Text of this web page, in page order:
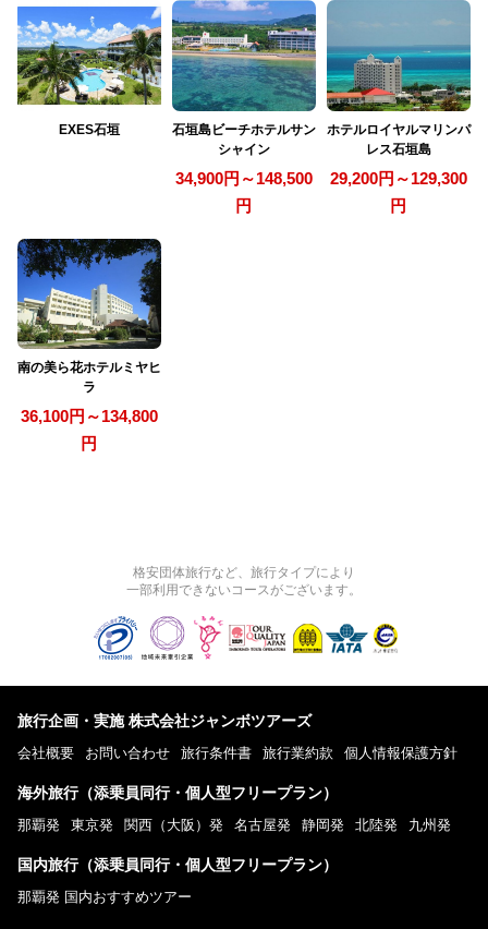
EXES石垣
石垣島ビーチホテルサン
シャイン
34,900円～148,500
円
ホテルロイヤルマリンパ
レス石垣島
29,200円～129,300
円
南の美ら花ホテルミヤヒ
ラ
36,100円～134,800
円
格安団体旅行など、旅行タイプにより
一部利用できないコースがございます。
旅行企画・実施 株式会社ジャンボツアーズ
会社概要 お問い合わせ 旅行条件書 旅行業約款 個人情報保護方針
海外旅行（添乗員同行・個人型フリープラン）
那覇発 東京発 関西（大阪）発 名古屋発 静岡発 北陸発 九州発
国内旅行（添乗員同行・個人型フリープラン）
那覇発 国内おすすめツアー